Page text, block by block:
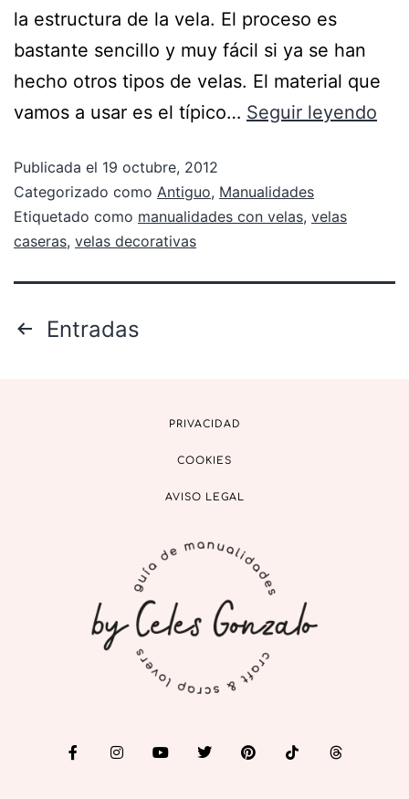
la estructura de la vela. El proceso es
bastante sencillo y muy fácil si ya se han
hecho otros tipos de velas. El material que
vamos a usar es el típico… Seguir leyendo
Publicada el 19 octubre, 2012
Categorizado como Antiguo, Manualidades
Etiquetado como manualidades con velas, velas
caseras, velas decorativas
Entradas
PRIVACIDAD
COOKIES
AVISO LEGAL